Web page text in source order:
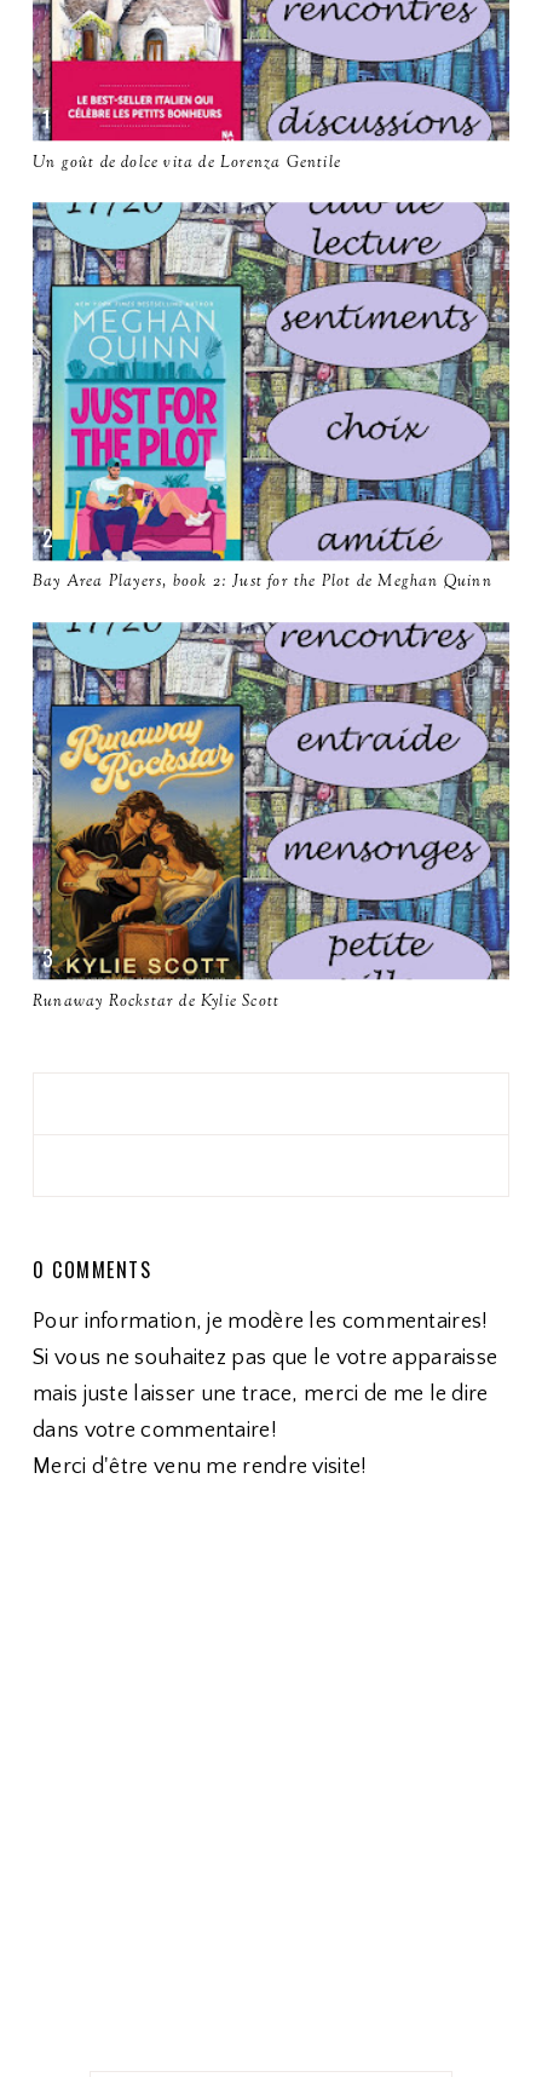
Un goût de dolce vita de Lorenza Gentile
Bay Area Players, book 2: Just for the Plot de Meghan Quinn
Runaway Rockstar de Kylie Scott
0 COMMENTS
Pour information, je modère les commentaires!
Si vous ne souhaitez pas que le votre apparaisse
mais juste laisser une trace, merci de me le dire
dans votre commentaire!
Merci d'être venu me rendre visite!